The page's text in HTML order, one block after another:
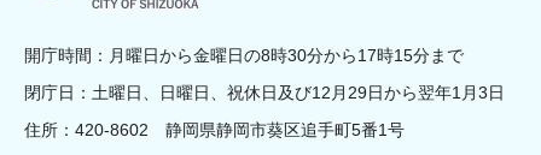
開庁時間：月曜日から金曜日の8時30分から17時15分まで
閉庁日：土曜日、日曜日、祝休日及び12月29日から翌年1月3日
住所：420-8602 静岡県静岡市葵区追手町5番1号